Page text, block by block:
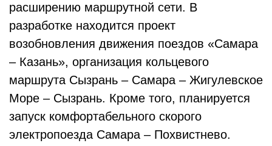
расширению маршрутной сети. В
разработке находится проект
возобновления движения поездов «Самара
– Казань», организация кольцевого
маршрута Сызрань – Самара – Жигулевское
Море – Сызрань. Кроме того, планируется
запуск комфортабельного скорого
электропоезда Самара – Похвистнево.